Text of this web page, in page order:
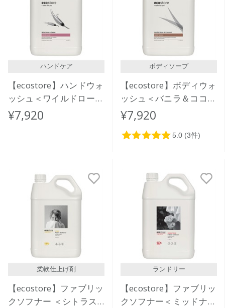
ハンドケア
【ecostore】ハンドウォ
ッシュ＜ワイルドローズ
＆シダー＞5L
¥7,920
ボディソープ
【ecostore】ボディウォ
ッシュ＜バニラ＆ココナ
ッツ＞5L
¥7,920
柔軟仕上げ剤
【ecostore】ファブリッ
クソフナー ＜シトラス
ランドリー
【ecostore】ファブリッ
クソフナー＜ミッドナイ